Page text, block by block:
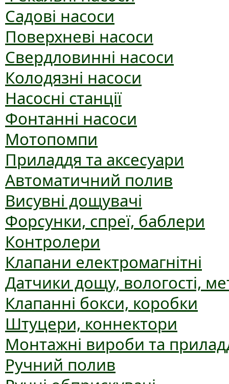
Садові насоси
Поверхневі насоси
Свердловинні насоси
Колодязні насоси
Насосні станції
Фонтанні насоси
Мотопомпи
Приладдя та аксесуари
Автоматичний полив
Висувні дощувачі
Форсунки, спреї, баблери
Контролери
Клапани електромагнітні
Датчики дощу, вологості,
Клапанні бокси, коробки
Штуцери, коннектори
Монтажні вироби та
Ручний полив